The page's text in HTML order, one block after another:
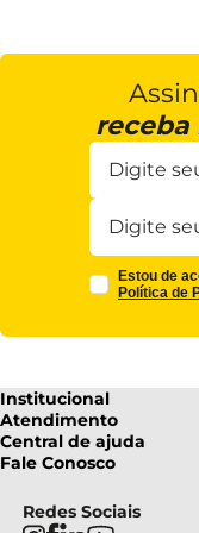
receba
Estou de
Política de
Institucional
Sobre Nós
Nossas Lojas
Privacidade e
Atendimento
Formas de pagamento
Regulamentos
Central de ajuda
Fale Conosco
Frete e Entrega
Fale Conosco
(085) 3214-7900
Redes Sociais